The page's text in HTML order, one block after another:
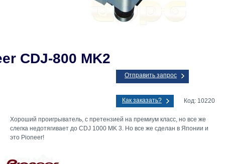
CDJ-800 MK2
Отправить запрос
Как заказать? Код: 10220
Хороший проигрыватель, с претензией на премиум класс, но все же
слегка недотягивает до CDJ 1000 MK 3. Но все же сделан в Японии и
это Pioneer!